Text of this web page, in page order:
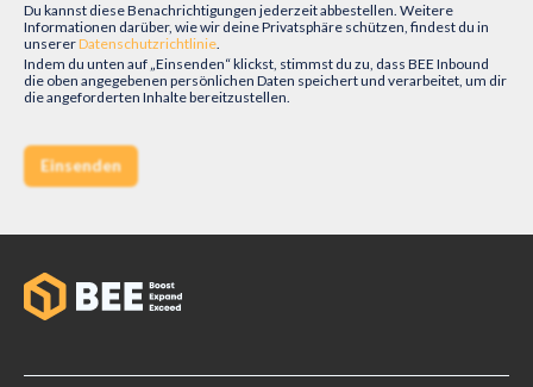
Du kannst diese Benachrichtigungen jederzeit abbestellen. Weitere
Informationen darüber, wie wir deine Privatsphäre schützen, findest du in
unsererDatenschutzrichtlinie.
Indem du unten auf „Einsenden“ klickst, stimmst du zu, dass BEE Inbound
die oben angegebenen persönlichen Daten speichert und verarbeitet, um dir
die angeforderten Inhalte bereitzustellen.